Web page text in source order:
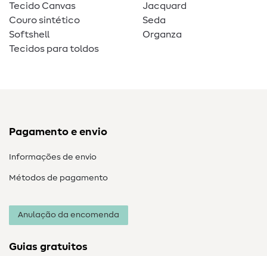
Tecido Canvas
Couro sintético
Softshell
Tecidos para toldos
Jacquard
Seda
Organza
Pagamento e envio
Informações de envio
Métodos de pagamento
Anulação da encomenda
Guias gratuitos